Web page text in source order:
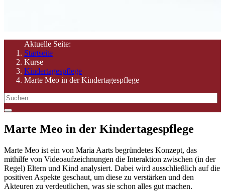
Aktuelle Seite:
Startseite
Kurse
Kindertagespflege
Marte Meo in der Kindertagespflege
Marte Meo in der Kindertagespflege
Marte Meo ist ein von Maria Aarts begründetes Konzept, das
mithilfe von Videoaufzeichnungen die Interaktion zwischen (in der
Regel) Eltern und Kind analysiert. Dabei wird ausschließlich auf die
positiven Aspekte geschaut, um diese zu verstärken und den
Akteuren zu verdeutlichen, was sie schon alles gut machen.